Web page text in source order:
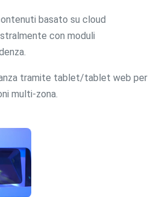
basato su cloud
con moduli
tramite tablet/tablet web per
multi-zona.